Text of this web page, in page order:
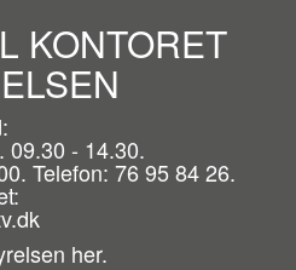
KONTORET
09.30 - 14.30.
Telefon: 76 95 84 26.
her.